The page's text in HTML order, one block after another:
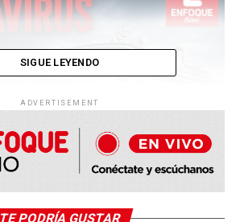
SIGUE LEYENDO
ADVERTISEMENT
TE PODRÍA GUSTAR